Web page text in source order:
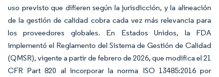
uso previsto que difieren según la jurisdicción, y la alineación
de la gestión de calidad cobra cada vez más relevancia para
los proveedores globales. En Estados Unidos, la FDA
implementó el Reglamento del Sistema de Gestión de Calidad
(QMSR), vigente a partir de febrero de 2026, que modifica el 21
CFR Part 820 al incorporar la norma ISO 13485:2016 por